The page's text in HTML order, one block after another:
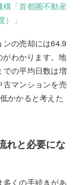
「首都圏不動産
」
の売却には64.9
わかります。地
の平均日数は増
古マンションを売
かかると考えた
れと必要にな
くの手続きがあ